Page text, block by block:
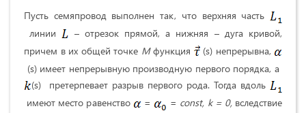
Пусть семяпровод выполнен так, что верхняя часть
линии
– отрезок прямой, а нижняя – дуга кривой,
причем в их общей точке Мфункция
(s) непрерывна,
(s) имеет непрерывную производную первого порядка, а
(s) претерпевает разрыв первого рода. Тогда вдоль
имеют место равенство
= = const, k= 0, вследствие